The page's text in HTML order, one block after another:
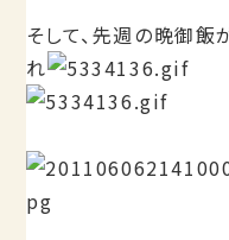
そして、先週の晩御飯
れ